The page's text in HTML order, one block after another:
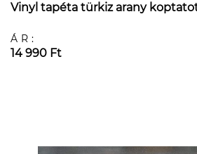
Vinyl tapéta türkiz arany
ÁR:
14 990 Ft